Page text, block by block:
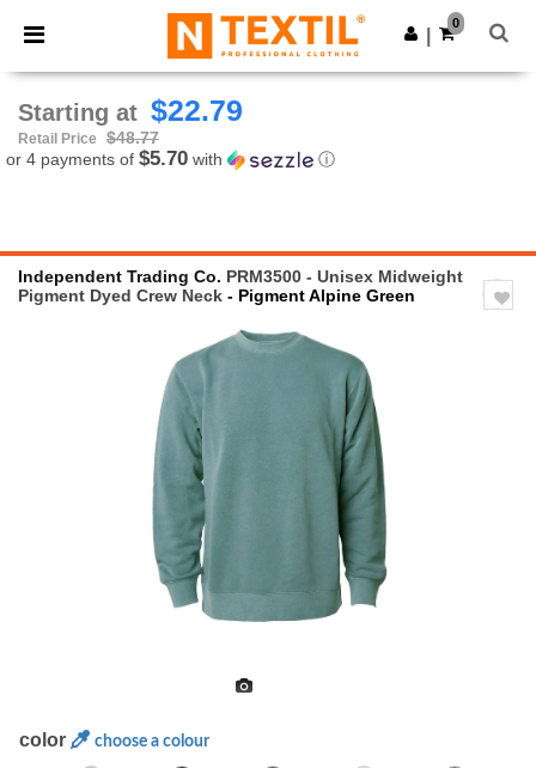
× Ntextil App
Better prices on app!
Get the app
0
Starting at $22.79
Retail Price
$48.77
or 4 payments of $5.70 with ⓘ
Independent Trading Co. PRM3500 - Unisex Midweight
Pigment Dyed Crew Neck - Pigment Alpine Green
color choose a colour